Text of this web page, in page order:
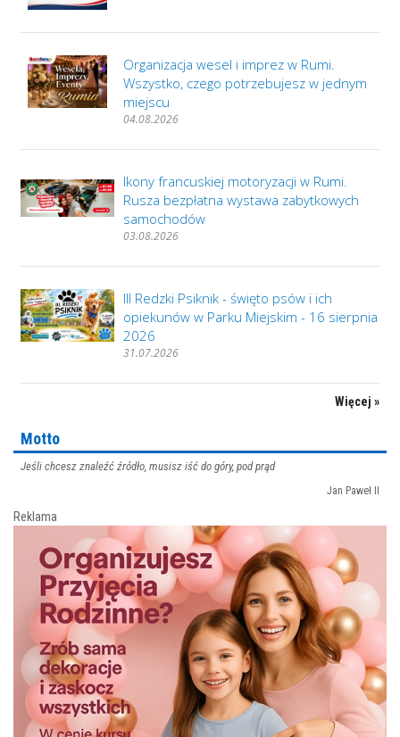
Organizacja wesel i imprez w Rumi.
Wszystko, czego potrzebujesz w jednym
miejscu
04.08.2026
Ikony francuskiej motoryzacji w Rumi.
Rusza bezpłatna wystawa zabytkowych
samochodów
03.08.2026
III Redzki Psiknik - święto psów i ich
opiekunów w Parku Miejskim - 16 sierpnia
2026
31.07.2026
Więcej »
Motto
Jeśli chcesz znaleźć źródło, musisz iść do góry, pod prąd
Jan Paweł II
Reklama